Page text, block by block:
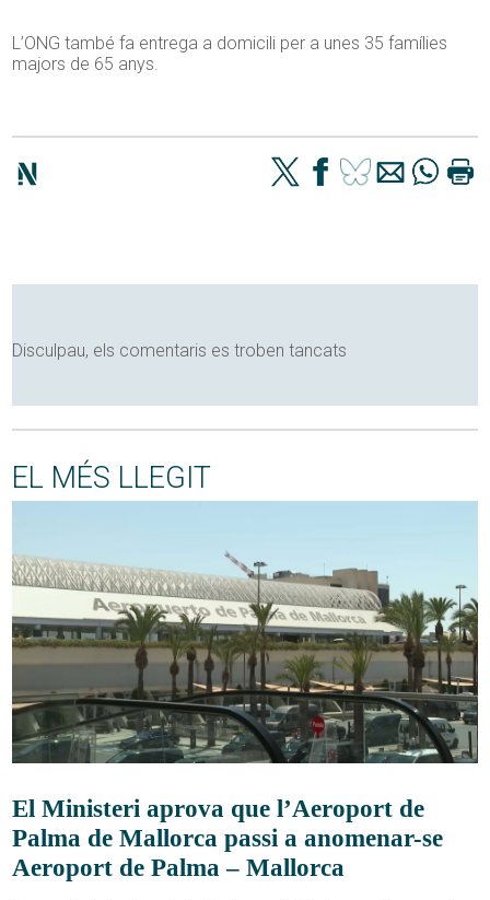
L’ONG també fa entrega a domicili per a unes 35 famílies
majors de 65 anys.
Disculpau, els comentaris es troben tancats
EL MÉS LLEGIT
El Ministeri aprova que l’Aeroport de
Palma de Mallorca passi a anomenar-se
Aeroport de Palma – Mallorca